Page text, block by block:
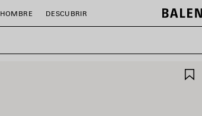
HOMBRE DESCUBRIR